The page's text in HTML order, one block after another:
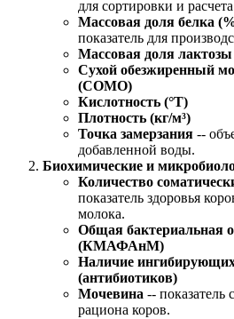
для сортировки и
Массовая доля белка
показатель для
Массовая доля
Сухой обезжиренный
(СОМО)
Кислотность (°Т)
Плотность (кг/м³)
Точка замерзания --
добавленной воды.
Биохимические и
Количество
показатель здоровья
молока.
Общая бактериальная
(КМАФАнМ)
Наличие
(антибиотиков)
Мочевина -- показатель
рациона коров.